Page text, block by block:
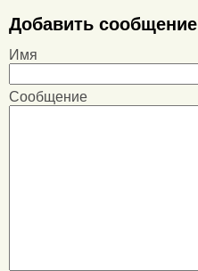
Добавить сообщение
Имя
Сообщение